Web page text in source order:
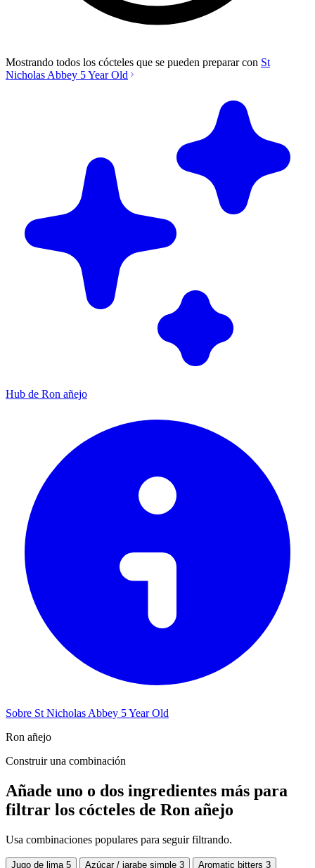
Mostrando todos los cócteles que se pueden preparar con St
Nicholas Abbey 5 Year Old
Hub de Ron añejo
Sobre St Nicholas Abbey 5 Year Old
Ron añejo
Construir una combinación
Añade uno o dos ingredientes más para
filtrar los cócteles de Ron añejo
Usa combinaciones populares para seguir filtrando.
Jugo de lima 5 Azúcar / jarabe simple 3 Aromatic bitters 3